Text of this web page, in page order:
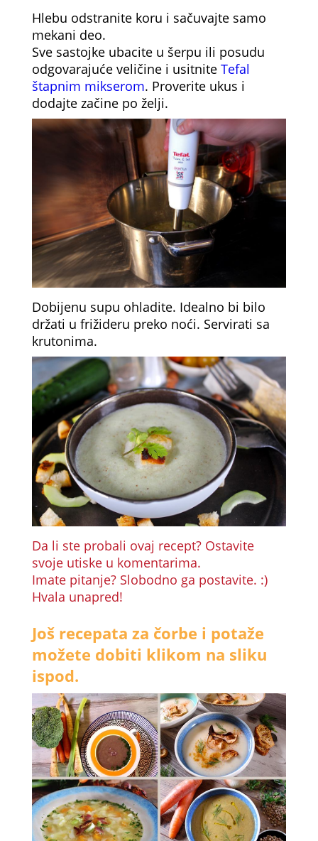
Hlebu odstranite koru i sačuvajte samo
mekani deo.
Sve sastojke ubacite u šerpu ili posudu
odgovarajuće veličine i usitnite Tefal
štapnim mikserom. Proverite ukus i
dodajte začine po želji.
Dobijenu supu ohladite. Idealno bi bilo
držati u frižideru preko noći. Servirati sa
krutonima.
Da li ste probali ovaj recept? Ostavite
svoje utiske u komentarima.
Imate pitanje? Slobodno ga postavite. :)
Hvala unapred!
Još recepata za čorbe i potaže
možete dobiti klikom na sliku
ispod.